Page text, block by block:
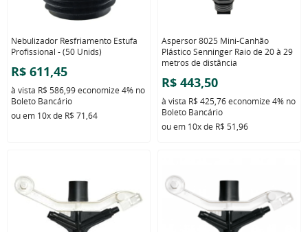
Nebulizador Resfriamento Estufa
Profissional - (50 Unids)
R$ 611,45
à vista R$ 586,99economize 4% no
Boleto Bancário
ou em 10xde R$ 71,64
Aspersor 8025 Mini-Canhão
Plástico Senninger Raio de 20 à 29
metros de distância
R$ 443,50
à vista R$ 425,76economize 4% no
Boleto Bancário
ou em 10xde R$ 51,96